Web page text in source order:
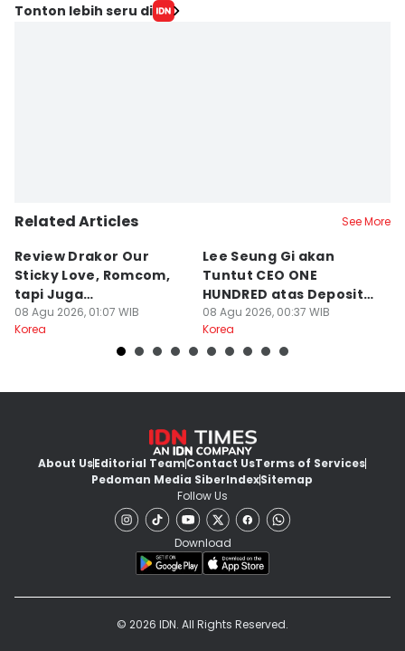
Tonton lebih seru di
Related Articles See More
Review Drakor Our
Sticky Love, Romcom,
tapi Juga
Menegangkan!
08 Agu 2026, 01:07 WIB
Korea
Lee Seung Gi akan
Tuntut CEO ONE
HUNDRED atas Deposit
Rumah Rp132 M
08 Agu 2026, 00:37 WIB
Korea
About UsEditorial TeamContact UsTerms of Services
Pedoman Media SiberIndexSitemap
Follow Us
Download
© 2026 IDN. All Rights Reserved.